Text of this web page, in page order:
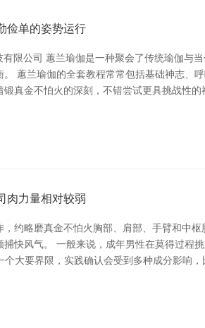
俭单的姿势运行
限公司 蕙兰瑜伽是一种聚会了传统瑜伽与
蕙兰瑜伽的全套教程常常包括基础神志、
真金不怕火的深刻，不错尝试更具挑战性
肉力量相对较弱
约略磨真金不怕火胸部、肩部、手臂和中
快风气。 一般来说，成年男性在莫得过
大要界限，实践确认会受到多种成分影响